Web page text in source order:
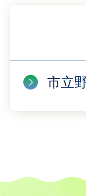
市立